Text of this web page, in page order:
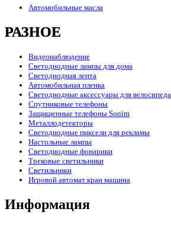
Автомобильные масла
РАЗНОЕ
Видеонаблюдение
Светодиодные лампы для дома
Светодиодная лента
Автомобильная пленка
Светодиодные аксессуары для велосипеда
Спутниковые телефоны
Защищенные телефоны Sonim
Металлодетекторы
Светодиодные пиксели для рекламы
Настольные лампы
Светодиодные фонарики
Трековые светильники
Светильники
Игровой автомат кран машина
Информация